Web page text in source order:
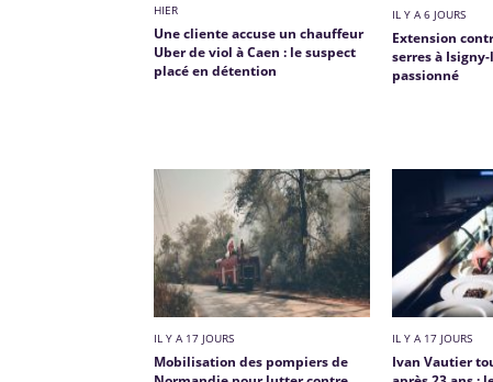
HIER
Une cliente accuse un chauffeur
Uber de viol à Caen : le suspect
placé en détention
IL Y A 6 JOURS
Extension
serres à
passionné
IL Y A 17 JOURS
Mobilisation des pompiers de
IL Y A 17 JOURS
Ivan Vautier